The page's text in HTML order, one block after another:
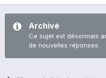
Archivé
Ce sujet est désormais
de nouvelles réponses.